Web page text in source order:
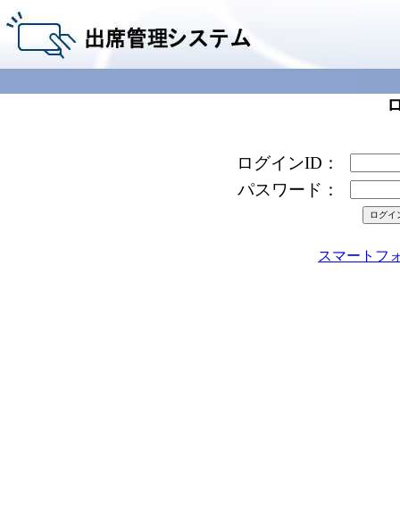
ログインID：
パスワード：
スマートフ